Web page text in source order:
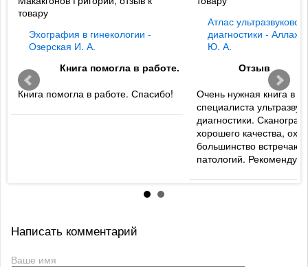
товару
Эхография в гинекологии -
Озерская И. А.
Книга помогла в работе.
Книга помогла в работе. Спасибо!
Атлас ультразвуковой
диагностики -
Ю. А.
Отзыв
Очень нужная книга в
специалиста
диагностики.
хорошего качества,
большинство
патологий. Рекомендую
Написать комментарий
Ваше имя